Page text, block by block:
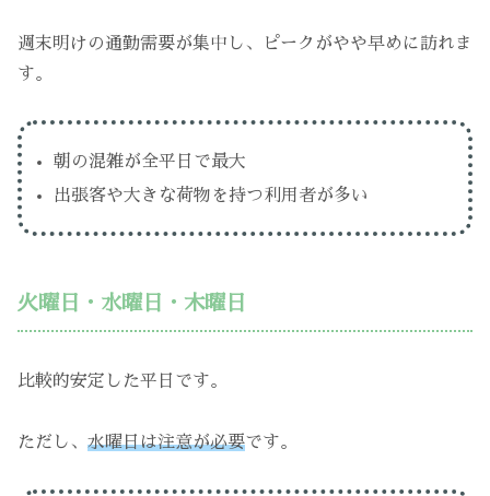
週末明けの通勤需要が集中し、ピークがやや早めに訪れま
す。
朝の混雑が全平日で最大
出張客や大きな荷物を持つ利用者が多い
火曜日・水曜日・木曜日
比較的安定した平日です。
ただし、 水曜日は注意が必要です。